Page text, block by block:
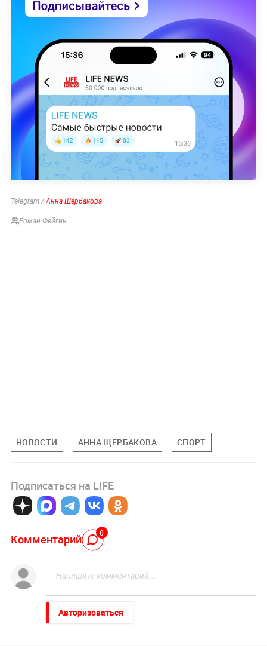
Telegram / Анна Щербакова
Роман Фейгин
НОВОСТИ АННА ЩЕРБАКОВА СПОРТ
Подписаться на LIFE
Комментарий 0
Авторизоваться